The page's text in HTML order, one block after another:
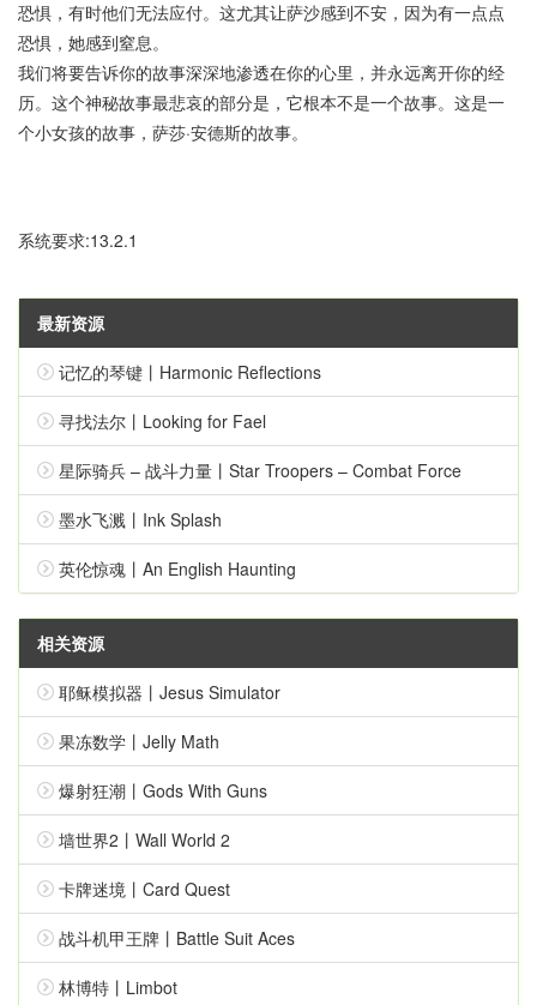
恐惧，有时他们无法应付。这尤其让萨沙感到不安，因为有一点点
恐惧，她感到窒息。
我们将要告诉你的故事深深地渗透在你的心里，并永远离开你的经
历。这个神秘故事最悲哀的部分是，它根本不是一个故事。这是一
个小女孩的故事，萨莎·安德斯的故事。
系统要求:13.2.1
最新资源
记忆的琴键丨Harmonic Reflections
寻找法尔丨Looking for Fael
星际骑兵 – 战斗力量丨Star Troopers – Combat Force
墨水飞溅丨Ink Splash
英伦惊魂丨An English Haunting
相关资源
耶稣模拟器丨Jesus Simulator
果冻数学丨Jelly Math
爆射狂潮丨Gods With Guns
墙世界2丨Wall World 2
卡牌迷境丨Card Quest
战斗机甲王牌丨Battle Suit Aces
林博特丨Limbot